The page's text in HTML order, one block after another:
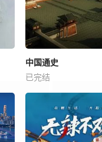
中国通史
已完结